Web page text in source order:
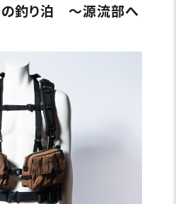
の釣り泊 〜源流部へ